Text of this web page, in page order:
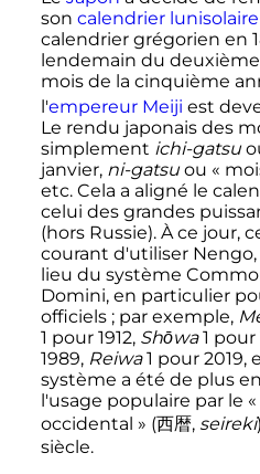
son calendrier lunisolaire
calendrier grégorien en
lendemain du
mois de la cinquième
l'empereur Meiji est
Le rendu japonais des
simplement ichi-gatsu
janvier, ni-gatsuou «
etc.Cela a aligné le
celui des grandes
(hors Russie). À ce jour,
courant d'utiliser Nengo
lieu du système
Domini, en particulier
officiels ; par exemple,
1 pour 1912, Shōwa1 pour
1989, Reiwa1 pour 2019,
système a été de plus
l'usage populaire par le «
occidental » (西暦, seireki
siècle.